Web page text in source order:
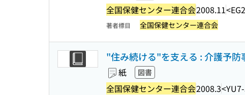
全国保健センター連合会2008.11
著者標目 全国保健センター連合会
"住み続ける"を支える : 介護予
紙 図書
全国保健センター連合会2008.3